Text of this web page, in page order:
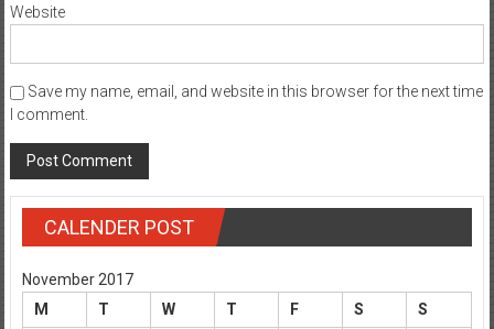
Website
Save my name, email, and website in this browser for the next time
I comment.
CALENDER POST
November 2017
M
T W T F S S